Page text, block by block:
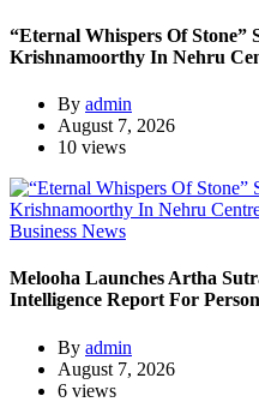
“Eternal Whispers Of Stone”
Krishnamoorthy In Nehru
By admin
August 7, 2026
10 views
Business News
Melooha Launches Artha
Intelligence Report For
By admin
August 7, 2026
6 views